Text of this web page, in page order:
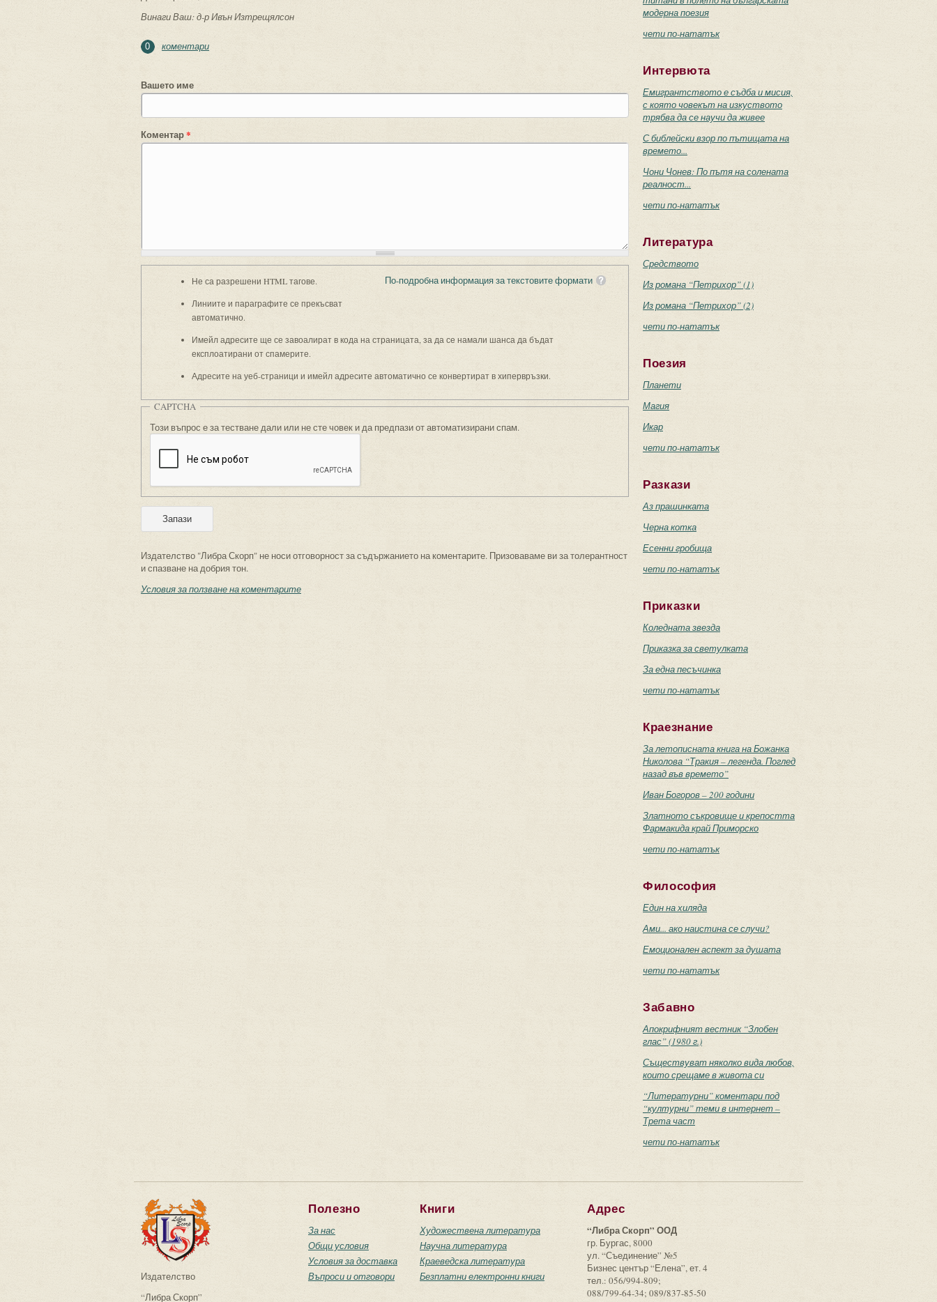
Винаги Ваш: д-р Ивън Изтрещялсон
0 коментари
Вашето име
Коментар*
По-подробна информация за текстовите формати
Не са разрешени HTML тагове.
Линиите и параграфите се прекъсват
автоматично.
Имейл адресите ще се завоалират в кода на страницата, за да се намали шанса да бъдат
експлоатирани от спамерите.
Адресите на уеб-страници и имейл адресите автоматично се конвертират в хипервръзки.
CAPTCHA
Този въпрос е за тестване дали или не сте човек и да предпази от автоматизирани спам.
Издателство "Либра Скорп" не носи отговорност за съдържанието на коментарите. Призоваваме ви за толерантност
и спазване на добрия тон.
Условия за ползване на коментарите
модерна поезия
чети по-нататък
Интервюта
Емигрантството е съдба и мисия,
с която човекът на изкуството
трябва да се научи да живее
С библейски взор по пътищата на
времето...
Чони Чонев: По пътя на солената
реалност...
чети по-нататък
Литература
Средството
Из романа “Петрихор” (1)
Из романа “Петрихор” (2)
чети по-нататък
Поезия
Планети
Магия
Икар
чети по-нататък
Разкази
Аз прашинката
Черна котка
Есенни гробища
чети по-нататък
Приказки
Коледната звезда
Приказка за светулката
За една песъчинка
чети по-нататък
Краезнание
За летописната книга на Божанка
Николова “Тракия – легенда. Поглед
назад във времето”
Иван Богоров – 200 години
Златното съкровище и крепостта
Фармакида край Приморско
чети по-нататък
Философия
Един на хиляда
Ами... ако наистина се случи?
Емоционален аспект за душата
чети по-нататък
Забавно
Апокрифният вестник “Злобен
глас” (1980 г.)
Съществуват няколко вида любов,
които срещаме в живота си
“Литературни” коментари под
“културни” теми в интернет –
Трета част
чети по-нататък
Издателство
“Либра Скорп”
Полезно
За нас
Общи условия
Условия за доставка
Въпроси и отговори
Книги
Художествена литература
Научна литература
Краеведска литература
Безплатни електронни книги
Адрес
“Либра Скорп” ООД
гр. Бургас, 8000
ул. “Съединение” №5
Бизнес център “Елена”, ет. 4
тел.: 056/994-809;
088/799-64-34; 089/837-85-50